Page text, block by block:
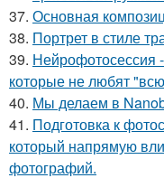
37. Основная
38. Портрет в стиле
39. Нейрофотосессия
которые не любят
40. Мы делаем в
41. Подготовка к
который напрямую
фотографий.